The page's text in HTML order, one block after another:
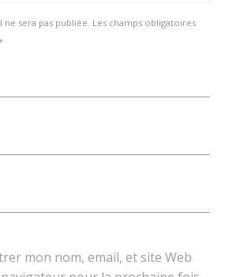
ne sera pas publiée. Les champs obligatoires
mon nom, email, et site Web